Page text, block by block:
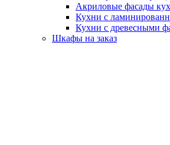
Акриловые фасады
Кухни с
Кухни с древесными
Шкафы на заказ